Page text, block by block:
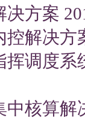
决方案
控解决方
挥调度系
中核算解